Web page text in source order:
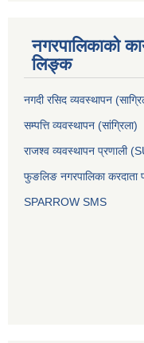
नगरपालिकाको
लिङ्क
नगदी रसिद व्यवस्थापन
सम्पत्ति व्यवस्थापन (सांग्रिला)
राजश्व व्यवस्थापन प्रणाली
फुङलिङ नगरपालिका करदाता
SPARROW SMS